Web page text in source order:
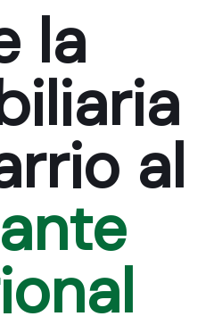
la
al